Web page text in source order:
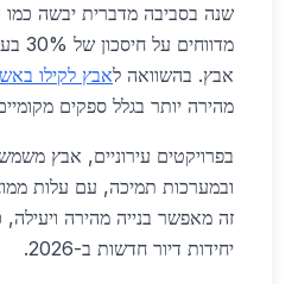
שנה בסביבה מדברית יבשה כמו
אבץ. בהשוואה לאבץ לקילו
מהירה יותר בגלל ספקים
בפרויקטים עירוניים, אבץ משמש
יחידות דיור חדשות ב-2026.